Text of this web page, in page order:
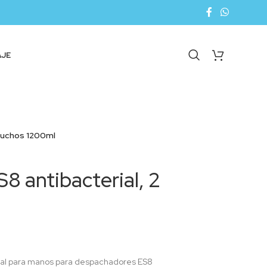
1200ml
antibacterial, 2
para manos para despachadores ES8